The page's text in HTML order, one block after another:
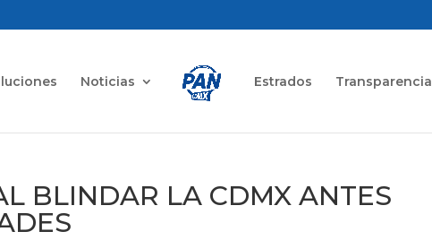
Noticias Estrados Transparencia
BLINDAR LA CDMX ANTES